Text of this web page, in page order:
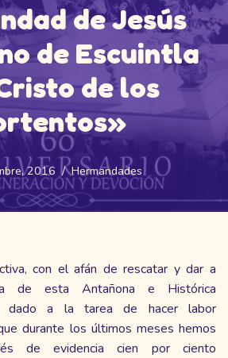
de Jesús
de Escuintla
de los
2016 Hermandades
con el afán de rescatar y dar a
de esta Antañona e Histórica
dado a la tarea de hacer labor
durante los últimos meses hemos
de evidencia cien por ciento